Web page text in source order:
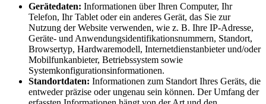
Gerätedaten: Informationen über Ihren Computer, Ihr
Telefon, Ihr Tablet oder ein anderes Gerät, das Sie zur
Nutzung der Website verwenden, wie z. B. Ihre IP-Adresse,
Geräte- und Anwendungsidentifikationsnummern, Standort,
Browsertyp, Hardwaremodell, Internetdienstanbieter und/oder
Mobilfunkanbieter, Betriebssystem sowie
Systemkonfigurationsinformationen.
Standortdaten: Informationen zum Standort Ihres Geräts, die
entweder präzise oder ungenau sein können. Der Umfang der